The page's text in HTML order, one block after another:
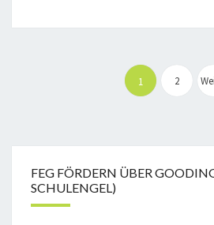
der
1 2
FEG FÖRDERN ÜBER
SCHULENGEL)